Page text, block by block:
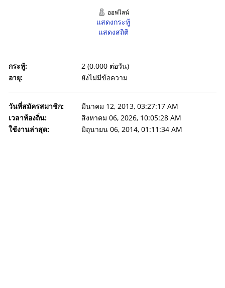
ออฟไลน์
แสดงกระทู้
แสดงสถิติ
กระทู้:
2 (0.000 ต่อวัน)
อายุ:
ยังไม่มีข้อความ
วันที่สมัครสมาชิก:
มีนาคม 12, 2013, 03:27:17 AM
เวลาท้องถิ่น:
สิงหาคม 06, 2026, 10:05:28 AM
ใช้งานล่าสุด:
มิถุนายน 06, 2014, 01:11:34 AM